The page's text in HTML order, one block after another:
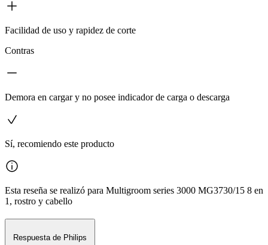
Facilidad de uso y rapidez de corte
Contras
Demora en cargar y no posee indicador de carga o descarga
Sí, recomiendo este producto
Esta reseña se realizó para Multigroom series 3000 MG3730/15 8 en
1, rostro y cabello
Respuesta de Philips